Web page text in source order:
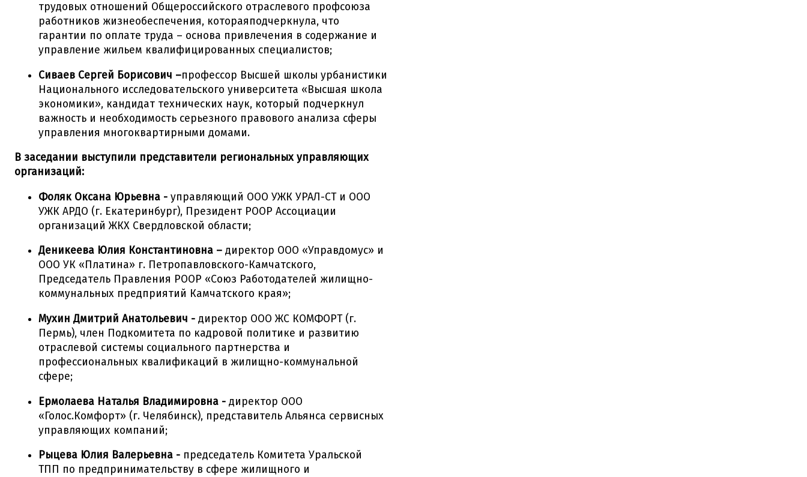
трудовых отношений Общероссийского отраслевого профсоюза
работников жизнеобеспечения, котораяподчеркнула, что
гарантии по оплате труда – основа привлечения в содержание и
управление жильем квалифицированных специалистов;
Сиваев Сергей Борисович –профессор Высшей школы урбанистики
Национального исследовательского университета «Высшая школа
экономики», кандидат технических наук, который подчеркнул
важность и необходимость серьезного правового анализа сферы
управления многоквартирными домами.
В заседании выступили представители региональных управляющих
организаций:
Фоляк Оксана Юрьевна - управляющий ООО УЖК УРАЛ-СТ и ООО
УЖК АРДО (г. Екатеринбург), Президент РООР Ассоциации
организаций ЖКХ Свердловской области;
Деникеева Юлия Константиновна – директор ООО «Управдомус» и
ООО УК «Платина» г. Петропавловского-Камчатского,
Председатель Правления РООР «Союз Работодателей жилищно-
коммунальных предприятий Камчатского края»;
Мухин Дмитрий Анатольевич - директор ООО ЖС КОМФОРТ (г.
Пермь), член Подкомитета по кадровой политике и развитию
отраслевой системы социального партнерства и
профессиональных квалификаций в жилищно-коммунальной
сфере;
Ермолаева Наталья Владимировна - директор ООО
«Голос.Комфорт» (г. Челябинск), представитель Альянса сервисных
управляющих компаний;
Рыцева Юлия Валерьевна - председатель Комитета Уральской
ТПП по предпринимательству в сфере жилищного и